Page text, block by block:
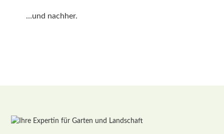
…und nachher.